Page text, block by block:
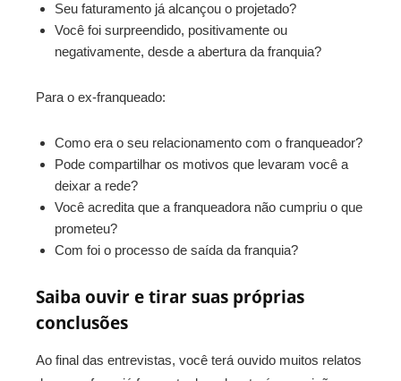
Seu faturamento já alcançou o projetado?
Você foi surpreendido, positivamente ou
negativamente, desde a abertura da franquia?
Para o ex-franqueado:
Como era o seu relacionamento com o franqueador?
Pode compartilhar os motivos que levaram você a
deixar a rede?
Você acredita que a franqueadora não cumpriu o que
prometeu?
Com foi o processo de saída da franquia?
Saiba ouvir e tirar suas próprias
conclusões
Ao final das entrevistas, você terá ouvido muitos relatos